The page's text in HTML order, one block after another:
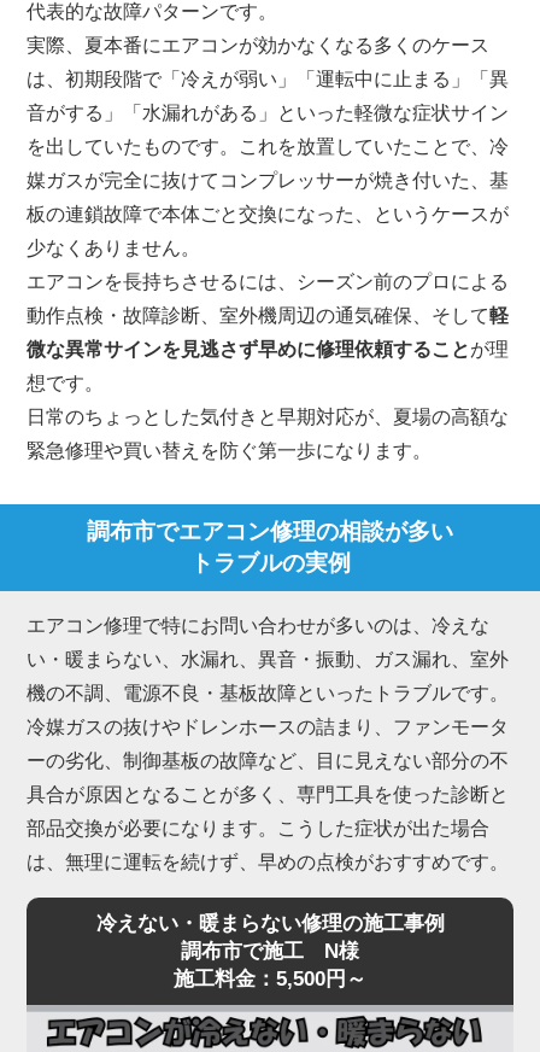
代表的な故障パターンです。
実際、夏本番にエアコンが効かなくなる多くのケース
は、初期段階で「冷えが弱い」「運転中に止まる」「異
音がする」「水漏れがある」といった軽微な症状サイン
を出していたものです。これを放置していたことで、冷
媒ガスが完全に抜けてコンプレッサーが焼き付いた、基
板の連鎖故障で本体ごと交換になった、というケースが
少なくありません。
エアコンを長持ちさせるには、シーズン前のプロによる
動作点検・故障診断、室外機周辺の通気確保、そして軽
微な異常サインを見逃さず早めに修理依頼することが理
想です。
日常のちょっとした気付きと早期対応が、夏場の高額な
緊急修理や買い替えを防ぐ第一歩になります。
調布市でエアコン修理の相談が多い
トラブルの実例
エアコン修理で特にお問い合わせが多いのは、冷えな
い・暖まらない、水漏れ、異音・振動、ガス漏れ、室外
機の不調、電源不良・基板故障といったトラブルです。
冷媒ガスの抜けやドレンホースの詰まり、ファンモータ
ーの劣化、制御基板の故障など、目に見えない部分の不
具合が原因となることが多く、専門工具を使った診断と
部品交換が必要になります。こうした症状が出た場合
は、無理に運転を続けず、早めの点検がおすすめです。
冷えない・暖まらない修理の施工事例
調布市で施工 N様
施工料金：5,500円～